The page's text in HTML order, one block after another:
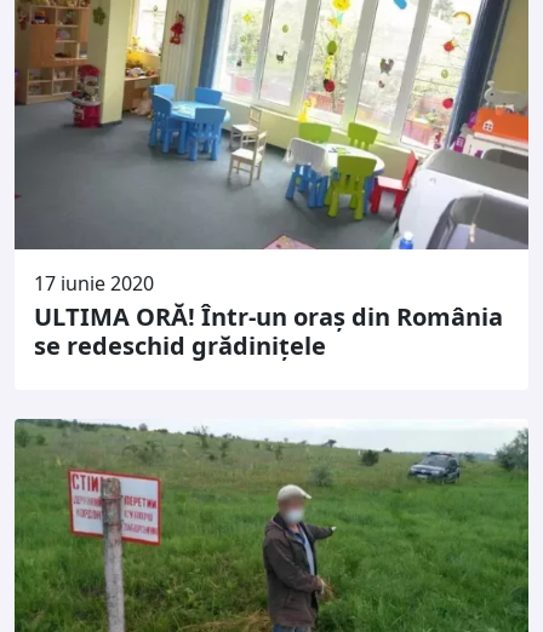
17 iunie 2020
ULTIMA ORĂ! Într-un oraș din România
se redeschid grădinițele